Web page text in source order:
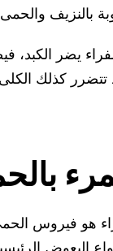
بالنزيف
يضر الكبد،
كذلك الكلى
هو فيروس